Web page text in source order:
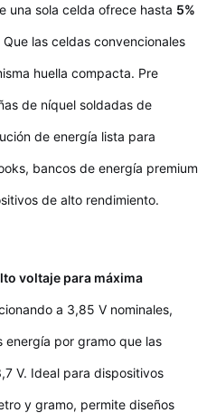
una sola celda ofrece hasta 5%
Que las celdas convencionales
huella compacta. Pre
de níquel soldadas de
de energía lista para
bancos de energía premium
de alto rendimiento.
voltaje para máxima
a 3,85 V nominales,
energía por gramo que las
V. Ideal para dispositivos
y gramo, permite diseños